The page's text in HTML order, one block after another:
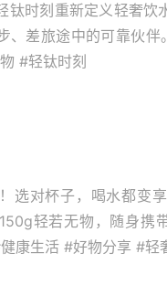
钛时刻重新定义轻奢饮
、差旅途中的可靠伙
#轻钛时刻
选对杯子，喝水都变
轻若无物，随身携
康生活 #好物分享 #轻